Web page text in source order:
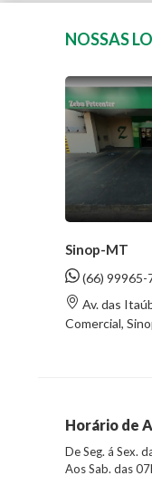
NOSSAS
Sinop-MT
(66) 99965-
Av. das
Comercial,
Horário de
De Seg. á Sex.
Aos Sab. das